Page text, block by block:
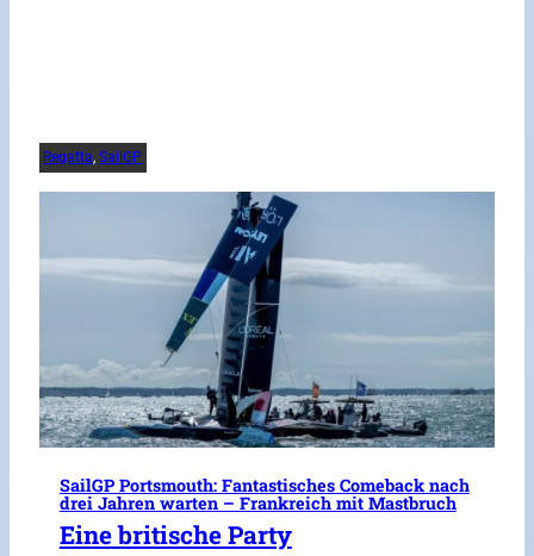
Regatta, SailGP
SailGP Portsmouth: Fantastisches Comeback nach
drei Jahren warten – Frankreich mit Mastbruch
Eine britische Party